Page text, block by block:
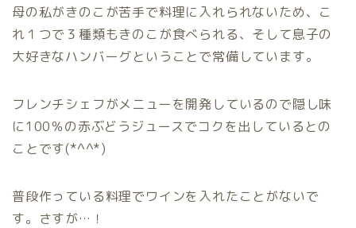
母の私がきのこが苦手で料理に入れられないため、こ
れ１つで３種類もきのこが食べられる、そして息子の
大好きなハンバーグということで常備しています。
フレンチシェフがメニューを開発しているので隠し味
に100％の赤ぶどうジュースでコクを出しているとの
ことです(*^^*)
普段作っている料理でワインを入れたことがないで
す。さすが…！